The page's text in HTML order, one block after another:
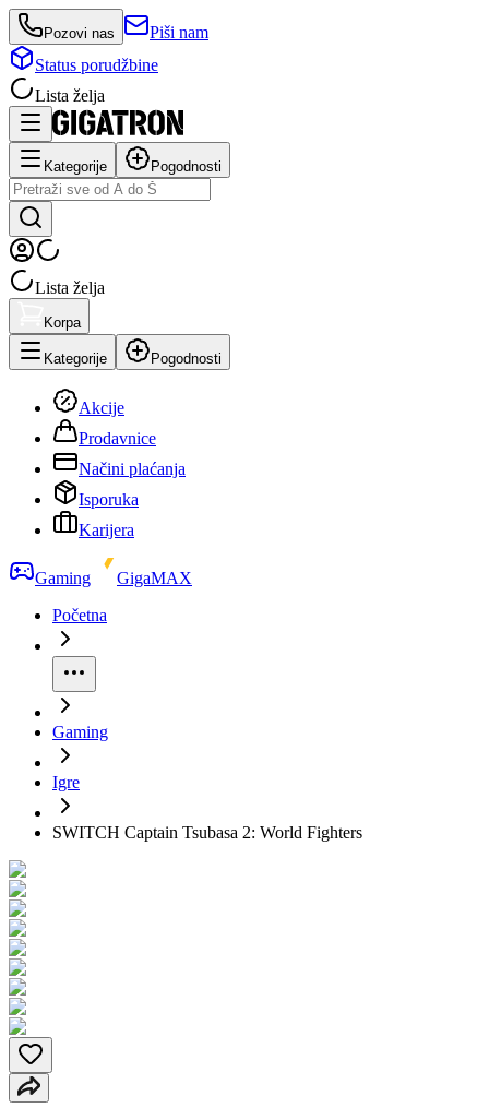
Pozovi nas
Piši nam
Status porudžbine
Lista želja
Kategorije Pogodnosti
Lista želja
Korpa
Kategorije Pogodnosti
Akcije
Prodavnice
Načini plaćanja
Isporuka
Karijera
Gaming
GigaMAX
Početna
Gaming
Igre
SWITCH Captain Tsubasa 2: World Fighters